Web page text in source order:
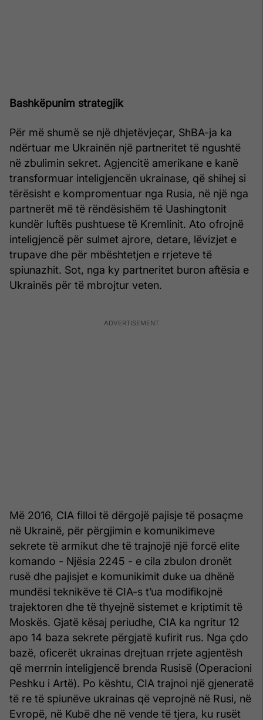
Bashkëpunim strategjik
Për më shumë se një dhjetëvjeçar, ShBA-ja ka
ndërtuar me Ukrainën një partneritet të ngushtë
në zbulimin sekret. Agjencitë amerikane e kanë
transformuar inteligjencën ukrainase, që shihej si
tërësisht e kompromentuar nga Rusia, në një nga
partnerët më të rëndësishëm të Uashingtonit
kundër luftës pushtuese të Kremlinit. Ato ofrojnë
inteligjencë për sulmet ajrore, detare, lëvizjet e
trupave dhe për mbështetjen e rrjeteve të
spiunazhit. Sot, nga ky partneritet buron aftësia e
Ukrainës për të mbrojtur veten.
Më 2016, CIA filloi të dërgojë pajisje të posaçme
në Ukrainë, për përgjimin e komunikimeve
sekrete të armikut dhe të trajnojë një forcë elite
komando - Njësia 2245 - e cila zbulon dronët
rusë dhe pajisjet e komunikimit duke ua dhënë
mundësi teknikëve të CIA-s t’ua modifikojnë
trajektoren dhe të thyejnë sistemet e kriptimit të
Moskës. Gjatë kësaj periudhe, CIA ka ngritur 12
apo 14 baza sekrete përgjatë kufirit rus. Nga çdo
bazë, oficerët ukrainas drejtuan rrjete agjentësh
që merrnin inteligjencë brenda Rusisë (Operacioni
Peshku i Artë). Po kështu, CIA trajnoi një gjeneratë
të re të spiunëve ukrainas që veprojnë në Rusi, në
Evropë, në Kubë dhe në vende të tjera, ku rusët